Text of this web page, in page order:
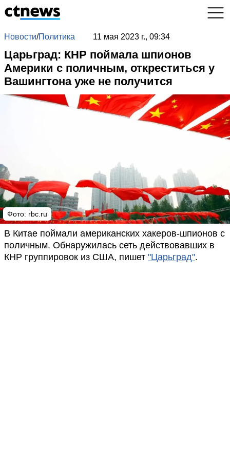
Новости/Политика 11 мая 2023 г., 09:34
Царьград: КНР поймала шпионов
Америки с поличным, откреститься у
Вашингтона уже не получится
Фото: rbc.ru
В Китае поймали американских хакеров-шпионов с
поличным. Обнаружилась сеть действовавших в
КНР группировок из США, пишет "Царьград".